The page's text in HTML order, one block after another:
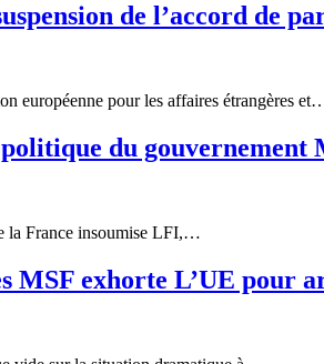
de l’accord de
européenne pour les affaires étrangères
du gouvernement
la France insoumise LFI,…
MSF exhorte L’UE pour